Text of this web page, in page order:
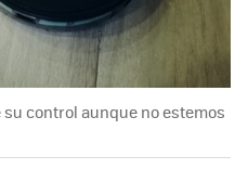
su control aunque no estemos